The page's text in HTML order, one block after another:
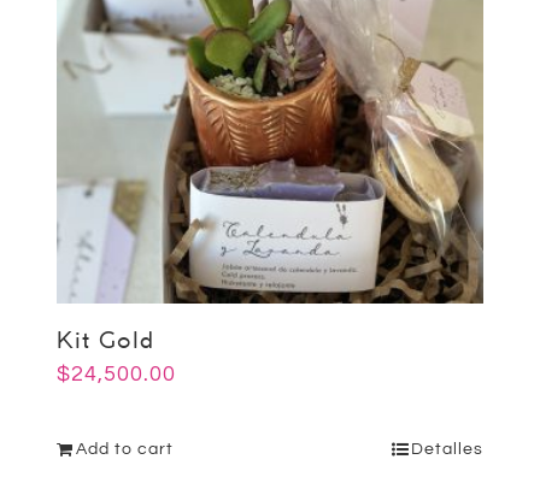
Kit Gold
$24,500.00
Add to cart Detalles